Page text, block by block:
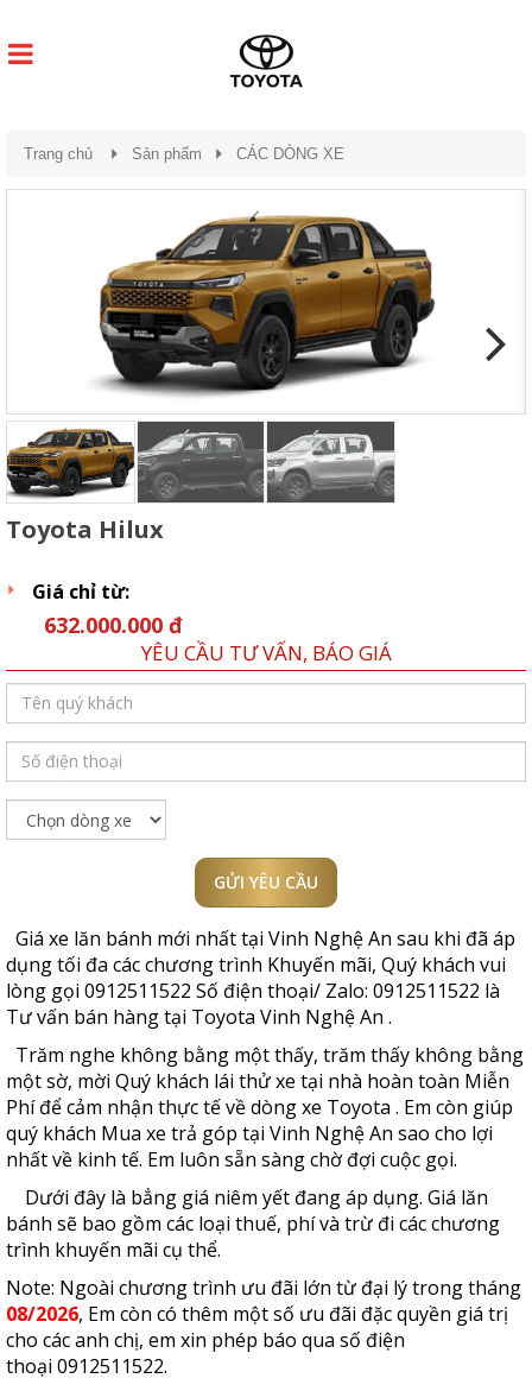
Trang chủ Sản phẩm CÁC DÒNG XE
Toyota Hilux
Giá chỉ từ:
632.000.000 đ
YÊU CẦU TƯ VẤN, BÁO GIÁ
GỬI YÊU CẦU
Giá xe lăn bánh mới nhất tại Vinh Nghệ An sau khi đã áp
dụng tối đa các chương trình Khuyến mãi, Quý khách vui
lòng gọi 0912511522 Số điện thoại/ Zalo: 0912511522 là
Tư vấn bán hàng tại Toyota Vinh Nghệ An .
Trăm nghe không bằng một thấy, trăm thấy không bằng
một sờ, mời Quý khách lái thử xe tại nhà hoàn toàn Miễn
Phí để cảm nhận thực tế về dòng xe Toyota . Em còn giúp
quý khách Mua xe trả góp tại Vinh Nghệ An sao cho lợi
nhất về kinh tế. Em luôn sẵn sàng chờ đợi cuộc gọi.
Dưới đây là bẳng giá niêm yết đang áp dụng. Giá lăn
bánh sẽ bao gồm các loại thuế, phí và trừ đi các chương
trình khuyến mãi cụ thể.
Note: Ngoài chương trình ưu đãi lớn từ đại lý trong tháng
08/2026, Em còn có thêm một số ưu đãi đặc quyền giá trị
cho các anh chị, em xin phép báo qua số điện
thoại 0912511522.